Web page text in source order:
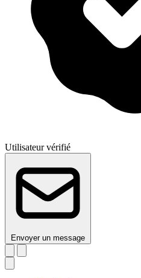
Utilisateur vérifié
Envoyer un message